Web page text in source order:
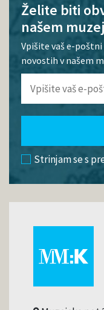
Želite biti
našem
Vpišite vaš e-
novostih v našem
Strinjam se s